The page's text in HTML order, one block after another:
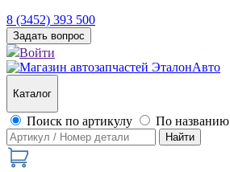
8 (3452) 393 500
Задать вопрос
Войти
Каталог
Поиск по артикулу По названию
Найти